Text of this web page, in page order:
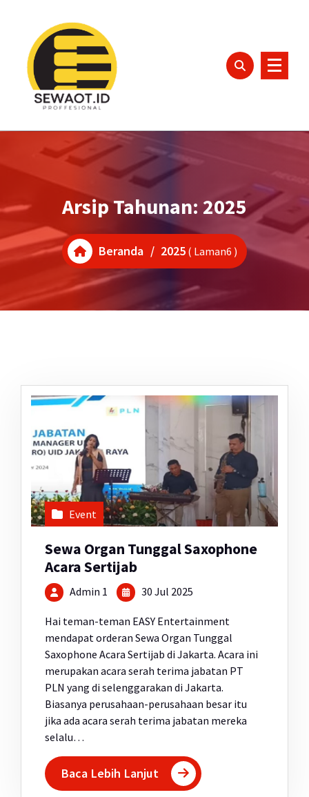
konten
Arsip Tahunan: 2025
Beranda / 2025 ( Laman6 )
Event
Sewa Organ Tunggal Saxophone
Acara Sertijab
Admin 1 30 Jul 2025
Hai teman-teman EASY Entertainment
mendapat orderan Sewa Organ Tunggal
Saxophone Acara Sertijab di Jakarta. Acara ini
merupakan acara serah terima jabatan PT
PLN yang di selenggarakan di Jakarta.
Biasanya perusahaan-perusahaan besar itu
jika ada acara serah terima jabatan mereka
selalu…
Baca Lebih Lanjut